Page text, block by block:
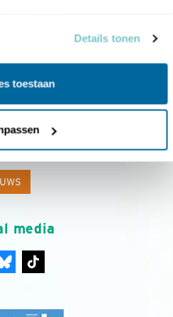
Details tonen
toestaan
inspiratie, acties en tips
media